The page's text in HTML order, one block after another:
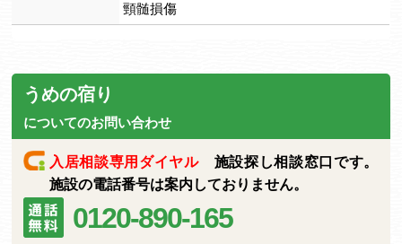
頸髄損傷
うめの宿り
についてのお問い合わせ
入居相談専用ダイヤル施設探し相談窓口です。
施設の電話番号は案内しておりません。
0120-890-165